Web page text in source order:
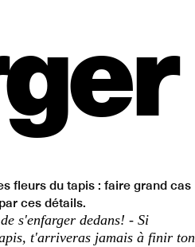
fleurs du tapis : faire grand cas
ces détails.
s'enfarger dedans! - Si
t'arriveras jamais à finir ton